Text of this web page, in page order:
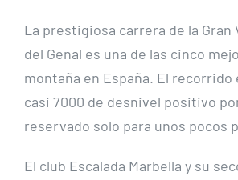
La prestigiosa carrera de la Gran
del Genal es una de las cinco
montaña en España. El recorrido
casi 7000 de desnivel positivo
reservado solo para unos pocos
El club Escalada Marbella y su